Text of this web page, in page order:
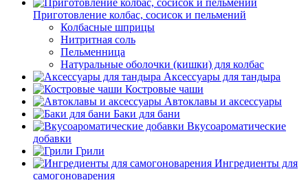
Приготовление колбас, сосисок и пельмений
Колбасные шприцы
Нитритная соль
Пельменница
Натуральные оболочки (кишки) для колбас
Аксессуары для тандыра
Костровые чаши
Автоклавы и аксессуары
Баки для бани
Вкусоароматические
добавки
Грили
Ингредиенты для
самогоноварения